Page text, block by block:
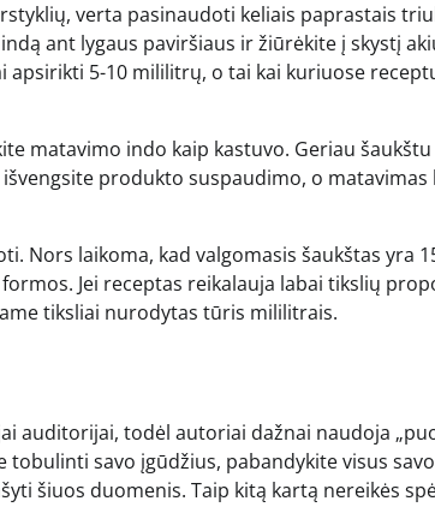
verta pasinaudoti keliais paprastais
ant lygaus paviršiaus ir žiūrėkite į skystį
apsirikti 5-10 mililitrų, o tai kai kuriuose
matavimo indo kaip kastuvo. Geriau
produkto suspaudimo, o matavimas
Nors laikoma, kad valgomasis šaukštas yra
Jei receptas reikalauja labai tikslių
tiksliai nurodytas tūris mililitrais.
auditorijai, todėl autoriai dažnai naudoja
tobulinti savo įgūdžius, pabandykite visus
šiuos duomenis. Taip kitą kartą nereikės